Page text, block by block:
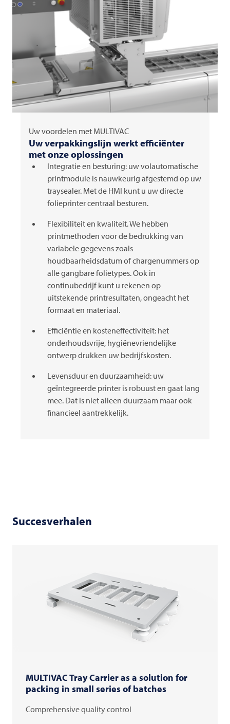
Uw voordelen met MULTIVAC
Uw verpakkingslijn werkt efficiënter
met onze oplossingen
Integratie en besturing: uw volautomatische
printmodule is nauwkeurig afgestemd op uw
traysealer. Met de HMI kunt u uw directe
folieprinter centraal besturen.
Flexibiliteit en kwaliteit. We hebben
printmethoden voor de bedrukking van
variabele gegevens zoals
houdbaarheidsdatum of chargenummers op
alle gangbare folietypes. Ook in
continubedrijf kunt u rekenen op
uitstekende printresultaten, ongeacht het
formaat en materiaal.
Efficiëntie en kosteneffectiviteit: het
onderhoudsvrije, hygiënevriendelijke
ontwerp drukken uw bedrijfskosten.
Levensduur en duurzaamheid: uw
geïntegreerde printer is robuust en gaat lang
mee. Dat is niet alleen duurzaam maar ook
financieel aantrekkelijk.
Succesverhalen
MULTIVAC Tray Carrier as a solution for
packing in small series of batches
Comprehensive quality control